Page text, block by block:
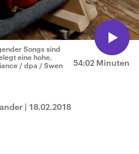
54:02 Minuten
Songs sind
eine hohe,
/ dpa / Swen
| 18.02.2018